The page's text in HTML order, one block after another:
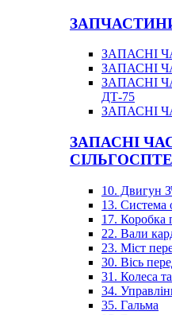
ЗАПАСНІ
ЗАПАСНІ
ЗАПАСНІ
ДТ-75
ЗАПАСНІ
ЗАПАСНІ
10. Двигун
13. Система
17. Коробка
22. Вали
23. Міст
30. Вісь
31. Колеса
34.
35. Гальма